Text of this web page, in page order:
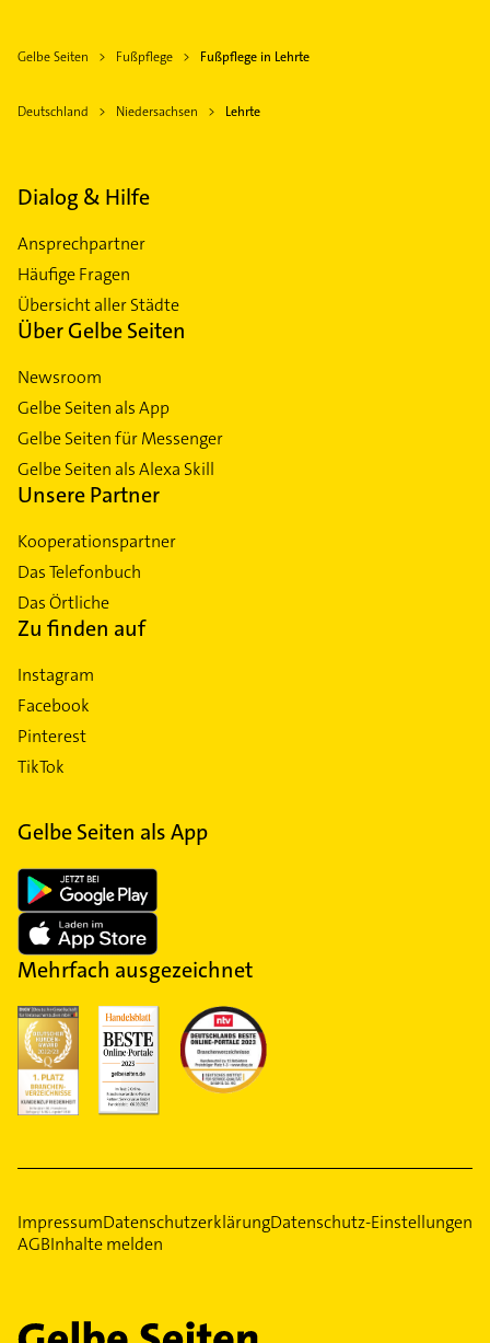
Gelbe Seiten Fußpflege Fußpflege in Lehrte
Deutschland Niedersachsen Lehrte
Dialog & Hilfe
Ansprechpartner
Häufige Fragen
Übersicht aller Städte
Über Gelbe Seiten
Newsroom
Gelbe Seiten als App
Gelbe Seiten für Messenger
Gelbe Seiten als Alexa Skill
Unsere Partner
Kooperationspartner
Das Telefonbuch
Das Örtliche
Zu finden auf
Instagram
Facebook
Pinterest
TikTok
Gelbe Seiten als App
Mehrfach ausgezeichnet
ImpressumDatenschutzerklärungDatenschutz-Einstellungen
AGBInhalte melden